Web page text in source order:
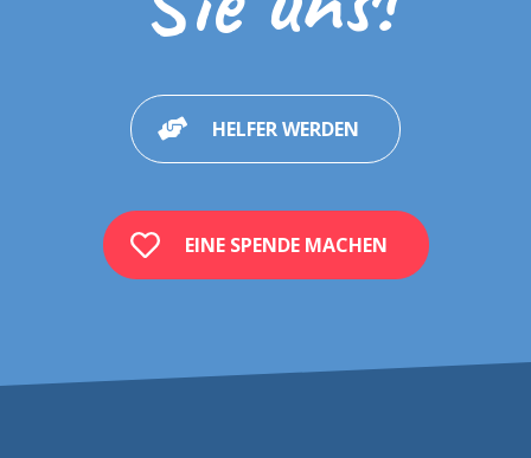
HELFER WERDEN
EINE SPENDE MACHEN